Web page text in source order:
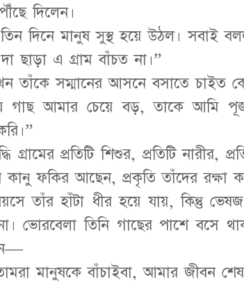
দিলেন।
দিনে মানুষ সুস্থ হয়ে উঠল। সবাই
ছাড়া এ গ্রাম বাঁচত না।”
তাঁকে সম্মানের আসনে বসাতে চাইত
গাছ আমার চেয়ে বড়, তাকে আমি
গ্রামের প্রতিটি শিশুর, প্রতিটি নারীর,
কানু ফকির আছেন, প্রকৃতি তাঁদের রক্ষা
তাঁর হাঁটা ধীর হয়ে যায়, কিন্তু
ভোরবেলা তিনি গাছের পাশে বসে
মানুষকে বাঁচাইবা, আমার জীবন